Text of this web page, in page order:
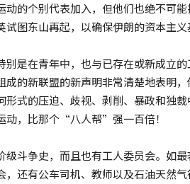
的个别代表加入，但他们也绝不可能
图东山再起，以确保伊朗的资本主义
是在青年中，也与已存在或新成立的
成的新联盟的新声明非常清楚地表明
式的压迫、歧视、剥削、暴政和独
动，比那个“八人帮”强一百倍！
斗争史，而且也有工人委员会。如
，还有公车司机、教师以及石油天然